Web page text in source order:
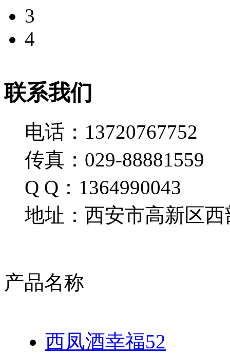
3
4
联系我们
电话：13720767752
传真：029-88881559
Q Q：1364990043
地址：西安市高新区西
产品名称
西凤酒幸福52